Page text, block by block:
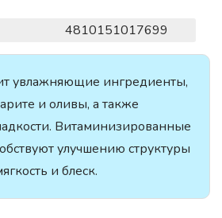
4810151017699
увлажняющие ингредиенты,
и оливы, а также
Витаминизированные
улучшению структуры
и блеск.